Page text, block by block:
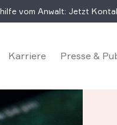
vom Anwalt: Jetzt
Karriere Presse &